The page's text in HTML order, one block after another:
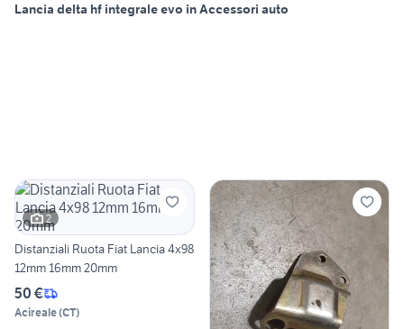
Lancia delta hf integrale evo in Accessori auto
2
Distanziali Ruota Fiat Lancia 4x98
12mm 16mm 20mm
50 €
Acireale(CT)